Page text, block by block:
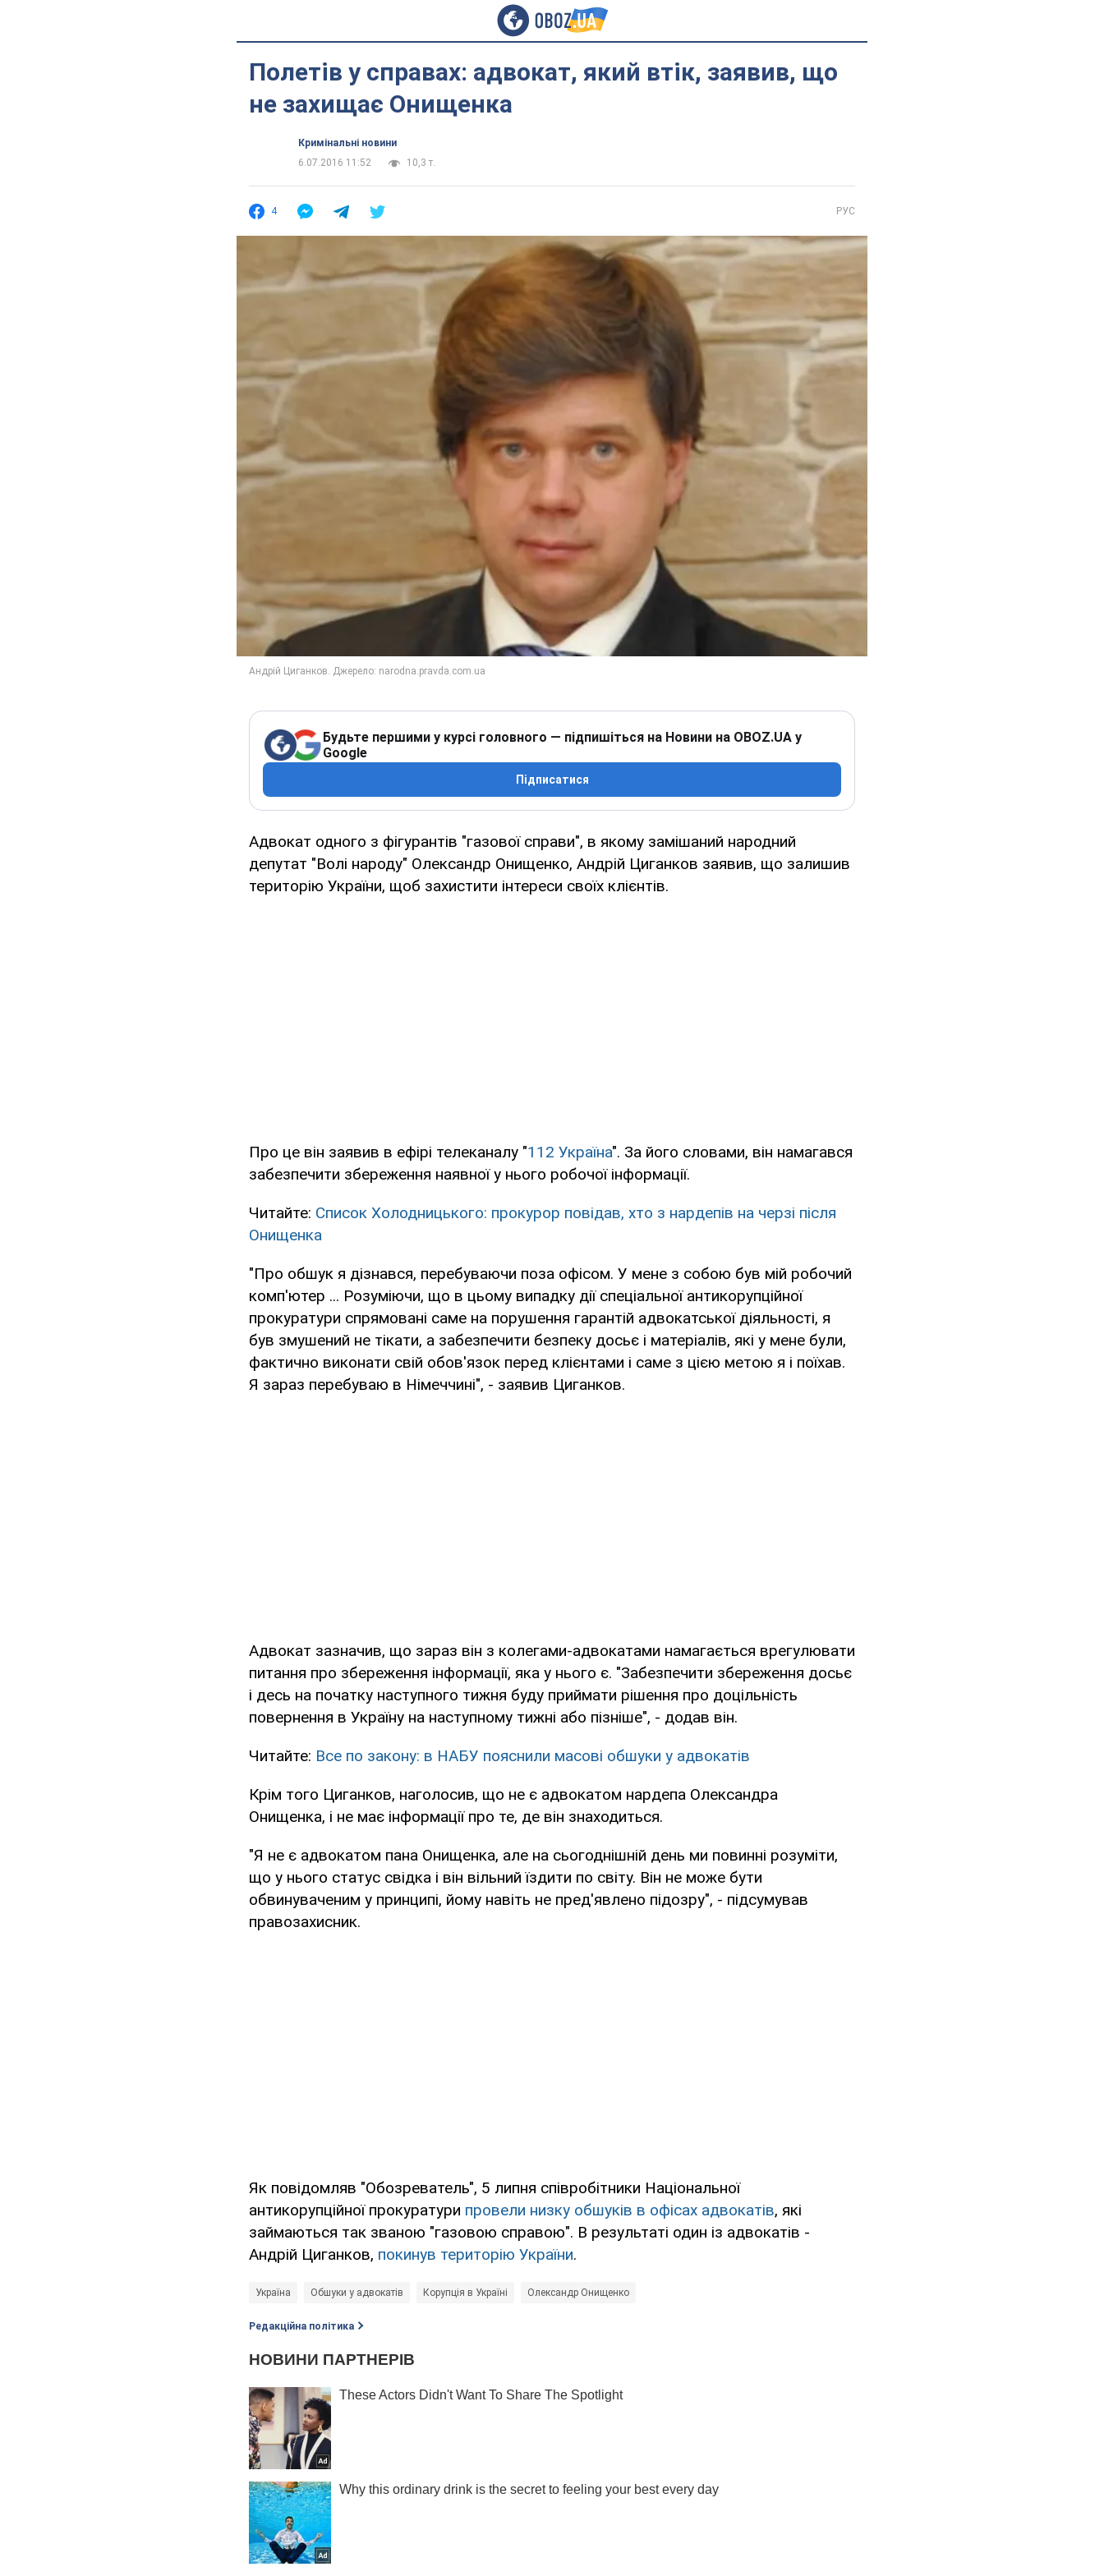
Полетів у справах: адвокат, який втік, заявив, що
не захищає Онищенка
Кримінальні новини
6.07.2016 11:52
10,3 т.
4 РУС
Будьте першими у курсі головного — підпишіться на Новини на OBOZ.UA у
Google
Підписатися
Адвокат одного з фігурантів "газової справи", в якому замішаний народний
депутат "Волі народу" Олександр Онищенко, Андрій Циганков заявив, що залишив
територію України, щоб захистити інтереси своїх клієнтів.
Про це він заявив в ефірі телеканалу "112 Україна". За його словами, він намагався
забезпечити збереження наявної у нього робочої інформації.
Читайте: Список Холодницького: прокурор повідав, хто з нардепів на черзі після
Онищенка
"Про обшук я дізнався, перебуваючи поза офісом. У мене з собою був мій робочий
комп'ютер ... Розуміючи, що в цьому випадку дії спеціальної антикорупційної
прокуратури спрямовані саме на порушення гарантій адвокатської діяльності, я
був змушений не тікати, а забезпечити безпеку досьє і матеріалів, які у мене були,
фактично виконати свій обов'язок перед клієнтами і саме з цією метою я і поїхав.
Я зараз перебуваю в Німеччині", - заявив Циганков.
Адвокат зазначив, що зараз він з колегами-адвокатами намагається врегулювати
питання про збереження інформації, яка у нього є. "Забезпечити збереження досьє
і десь на початку наступного тижня буду приймати рішення про доцільність
повернення в Україну на наступному тижні або пізніше", - додав він.
Читайте: Все по закону: в НАБУ пояснили масові обшуки у адвокатів
Крім того Циганков, наголосив, що не є адвокатом нардепа Олександра
Онищенка, і не має інформації про те, де він знаходиться.
"Я не є адвокатом пана Онищенка, але на сьогоднішній день ми повинні розуміти,
що у нього статус свідка і він вільний їздити по світу. Він не може бути
обвинуваченим у принципі, йому навіть не пред'явлено підозру", - підсумував
правозахисник.
Як повідомляв "Обозреватель", 5 липня співробітники Національної
антикорупційної прокуратури провели низку обшуків в офісах адвокатів, які
займаються так званою "газовою справою". В результаті один із адвокатів -
Андрій Циганков, покинув територію України.
Україна Обшуки у адвокатів Корупція в Україні Олександр Онищенко
Редакційна політика